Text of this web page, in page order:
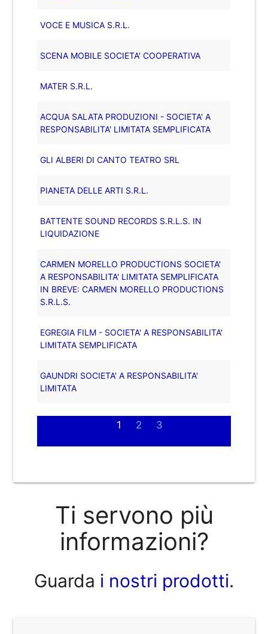
VOCE E MUSICA S.R.L.
SCENA MOBILE SOCIETA' COOPERATIVA
MATER S.R.L.
ACQUA SALATA PRODUZIONI - SOCIETA' A
RESPONSABILITA' LIMITATA SEMPLIFICATA
GLI ALBERI DI CANTO TEATRO SRL
PIANETA DELLE ARTI S.R.L.
BATTENTE SOUND RECORDS S.R.L.S. IN
LIQUIDAZIONE
CARMEN MORELLO PRODUCTIONS SOCIETA'
A RESPONSABILITA' LIMITATA SEMPLIFICATA
IN BREVE: CARMEN MORELLO PRODUCTIONS
S.R.L.S.
EGREGIA FILM - SOCIETA' A RESPONSABILITA'
LIMITATA SEMPLIFICATA
GAUNDRI SOCIETA' A RESPONSABILITA'
LIMITATA
1 2 3
Ti servono più
informazioni?
Guarda i nostri prodotti.